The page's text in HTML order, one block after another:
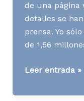
de una página
detalles se
prensa. Yo
de 1,56
[WWW]
empresa
Leer entrada »